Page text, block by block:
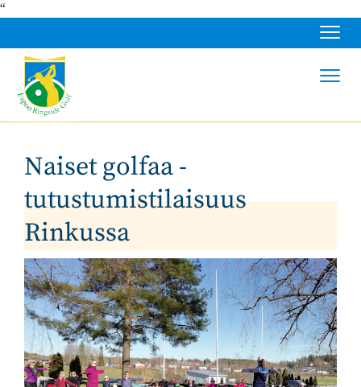
“
Naiset golfaa -
tutustumistilaisuus
Rinkussa ​​​​​​​